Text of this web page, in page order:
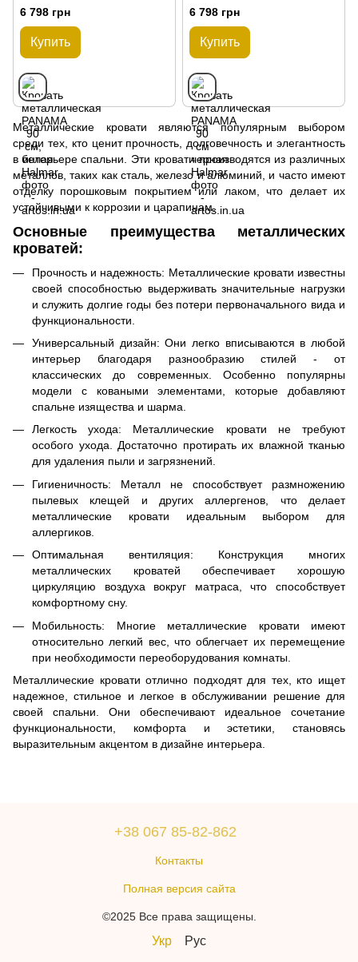
6 798 грн
Купить
6 798 грн
Купить
Металлические кровати являются популярным выбором
среди тех, кто ценит прочность, долговечность и элегантность
в интерьере спальни. Эти кровати производятся из различных
металлов, таких как сталь, железо и алюминий, и часто имеют
отделку порошковым покрытием или лаком, что делает их
устойчивыми к коррозии и царапинам.
Основные преимущества металлических
кроватей:
Прочность и надежность: Металлические кровати известны
своей способностью выдерживать значительные нагрузки
и служить долгие годы без потери первоначального вида и
функциональности.
Универсальный дизайн: Они легко вписываются в любой
интерьер благодаря разнообразию стилей - от
классических до современных. Особенно популярны
модели с коваными элементами, которые добавляют
спальне изящества и шарма.
Легкость ухода: Металлические кровати не требуют
особого ухода. Достаточно протирать их влажной тканью
для удаления пыли и загрязнений.
Гигиеничность: Металл не способствует размножению
пылевых клещей и других аллергенов, что делает
металлические кровати идеальным выбором для
аллергиков.
Оптимальная вентиляция: Конструкция многих
металлических кроватей обеспечивает хорошую
циркуляцию воздуха вокруг матраса, что способствует
комфортному сну.
Мобильность: Многие металлические кровати имеют
относительно легкий вес, что облегчает их перемещение
при необходимости переоборудования комнаты.
Металлические кровати отлично подходят для тех, кто ищет
надежное, стильное и легкое в обслуживании решение для
своей спальни. Они обеспечивают идеальное сочетание
функциональности, комфорта и эстетики, становясь
выразительным акцентом в дизайне интерьера.
+38 067 85-82-862
Контакты
Полная версия сайта
©2025 Все права защищены.
Укр Рус